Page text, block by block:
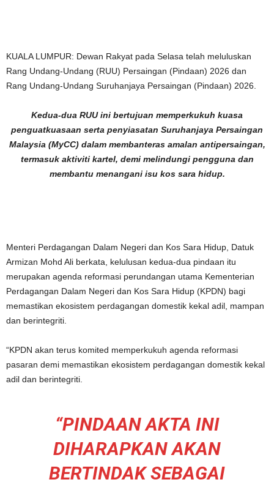
KUALA LUMPUR: Dewan Rakyat pada Selasa telah meluluskan
Rang Undang-Undang (RUU) Persaingan (Pindaan) 2026 dan
Rang Undang-Undang Suruhanjaya Persaingan (Pindaan) 2026.
Kedua-dua RUU ini bertujuan memperkukuh kuasa
penguatkuasaan serta penyiasatan Suruhanjaya Persaingan
Malaysia (MyCC) dalam membanteras amalan antipersaingan,
termasuk aktiviti kartel, demi melindungi pengguna dan
membantu menangani isu kos sara hidup.
Menteri Perdagangan Dalam Negeri dan Kos Sara Hidup, Datuk
Armizan Mohd Ali berkata, kelulusan kedua-dua pindaan itu
merupakan agenda reformasi perundangan utama Kementerian
Perdagangan Dalam Negeri dan Kos Sara Hidup (KPDN) bagi
memastikan ekosistem perdagangan domestik kekal adil, mampan
dan berintegriti.
“KPDN akan terus komited memperkukuh agenda reformasi
pasaran demi memastikan ekosistem perdagangan domestik kekal
adil dan berintegriti.
“PINDAAN AKTA INI
DIHARAPKAN AKAN
BERTINDAK SEBAGAI